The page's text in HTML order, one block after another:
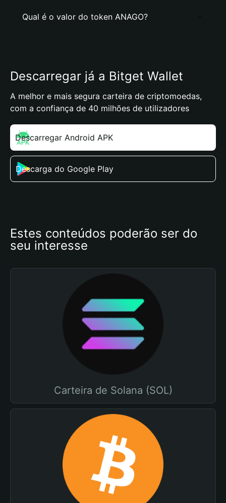
Qual é o valor do token ANAGO?
Descarregar já a Bitget Wallet
A melhor e mais segura carteira de criptomoedas,
com a confiança de 40 milhões de utilizadores
Descarregar Android APK
Descarga do Google Play
Estes conteúdos poderão ser do
seu interesse
Carteira de Solana (SOL)